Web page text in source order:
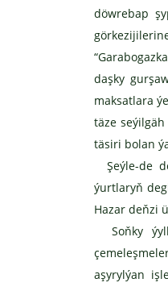
döwrebap
daşky
maksatlara
täze
täsiri bolan
Şeýle-de
ýurtlaryň
Hazar deňzi
Soňky
aşyrylýan